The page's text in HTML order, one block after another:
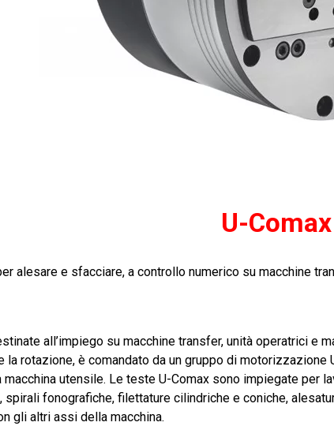
U-Comax
alesare e sfacciare, a controllo numerico su macchine
all’impiego su macchine transfer, unità operatrici e
la rotazione, è comandato da un gruppo di
macchina utensile. Le teste U-Comax sono impiegate per
spirali fonografiche, filettature cilindriche e coniche,
gli altri assi della macchina.